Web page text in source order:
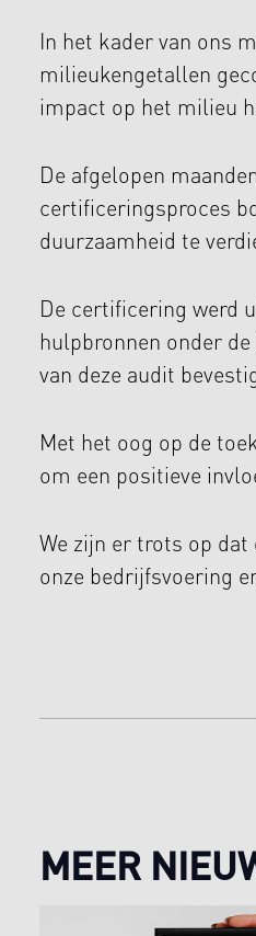
In het kader van ons
milieukengetallen
impact op het milieu
De afgelopen
certificeringsproces
duurzaamheid te
De certificering werd
hulpbronnen onder
van deze audit
Met het oog op de
om een positieve
We zijn er trots op
onze bedrijfsvoering
MEER